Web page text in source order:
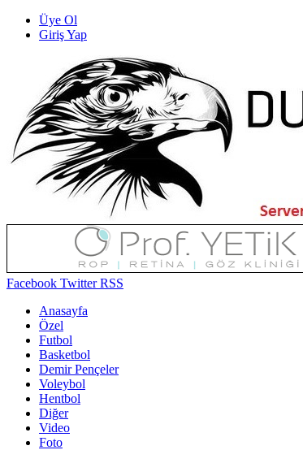
Üye Ol
Giriş Yap
Facebook TwitterRSS
Anasayfa
Özel
Futbol
Basketbol
Demir Pençeler
Voleybol
Hentbol
Diğer
Video
Foto